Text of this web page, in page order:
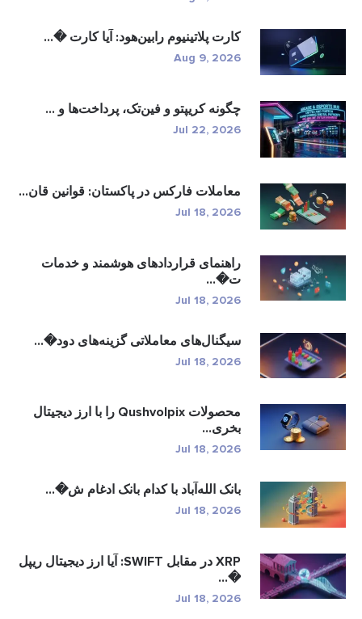
کارت پلاتینیوم رابین‌هود: آیا کارت �...
Aug 9, 2026
چگونه کریپتو و فین‌تک، پرداخت‌ها و ...
Jul 22, 2026
معاملات فارکس در پاکستان: قوانین قان...
Jul 18, 2026
راهنمای قراردادهای هوشمند و خدمات
ت�...
Jul 18, 2026
سیگنال‌های معاملاتی گزینه‌های دود�...
Jul 18, 2026
محصولات Qushvolpix را با ارز دیجیتال
بخری...
Jul 18, 2026
بانک الله‌آباد با کدام بانک ادغام ش�...
Jul 18, 2026
XRP در مقابل SWIFT: آیا ارز دیجیتال ریپل
�...
Jul 18, 2026